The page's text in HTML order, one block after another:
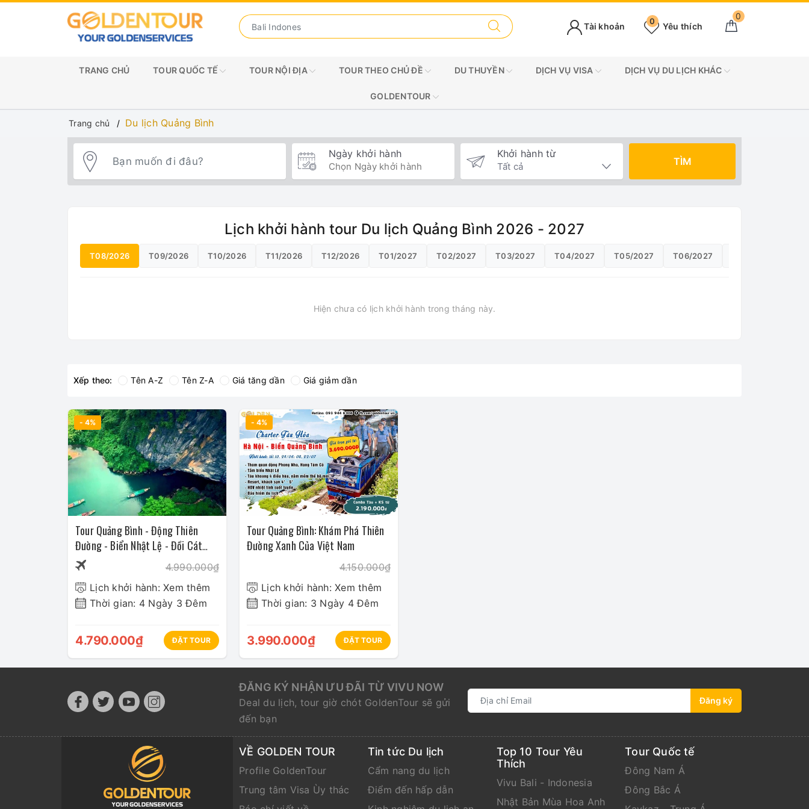
0
Yêu thích
0
Tài khoản
TRANG CHỦ TOUR QUỐC TẾ TOUR NỘI ĐỊA TOUR THEO CHỦ ĐỀ DU THUYỀN DỊCH VỤ VISA DỊCH VỤ DU LỊCH KHÁC
GOLDENTOUR
Trang chủ Du lịch Quảng Bình
Ngày khởi hành Khởi hành từ
TÌM
Lịch khởi hành tour Du lịch Quảng Bình 2026 - 2027
T08/2026 T09/2026 T10/2026 T11/2026 T12/2026 T01/2027 T02/2027 T03/2027 T04/2027 T05/2027 T06/2027
Hiện chưa có lịch khởi hành trong tháng này.
Xếp theo: Tên A-Z Tên Z-A Giá tăng dần Giá giảm dần
- 4%
Tour Quảng Bình - Động Thiên
Đường - Biển Nhật Lệ - Đồi Cát
Quang Phú
4.990.000₫
Lịch khởi hành: Xem thêm
Thời gian: 4 Ngày 3 Đêm
4.790.000₫ ĐẶT TOUR
- 4%
Tour Quảng Bình: Khám Phá Thiên
Đường Xanh Của Việt Nam
4.150.000₫
Lịch khởi hành: Xem thêm
Thời gian: 3 Ngày 4 Đêm
3.990.000₫ ĐẶT TOUR
ĐĂNG KÝ NHẬN ƯU ĐÃI TỪ VIVU NOW
Deal du lịch, tour giờ chót GoldenTour sẽ gửi
đến bạn
Đăng ký
VỀ GOLDEN TOUR
Profile GoldenTour
Trung tâm Visa Ùy thác
Tin tức Du lịch
Cẩm nang du lịch
Điểm đến hấp dẫn
Top 10 Tour Yêu
Thích
Vivu Bali - Indonesia
Nhật Bản Mùa Hoa Anh
Tour Quốc tế
Đông Nam Á
Đông Bắc Á